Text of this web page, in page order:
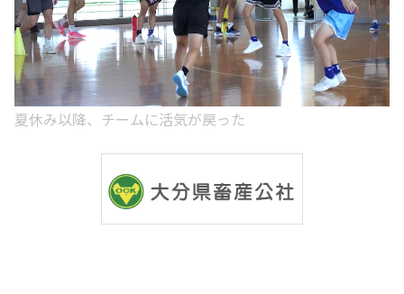
夏休み以降、チームに活気が戻った